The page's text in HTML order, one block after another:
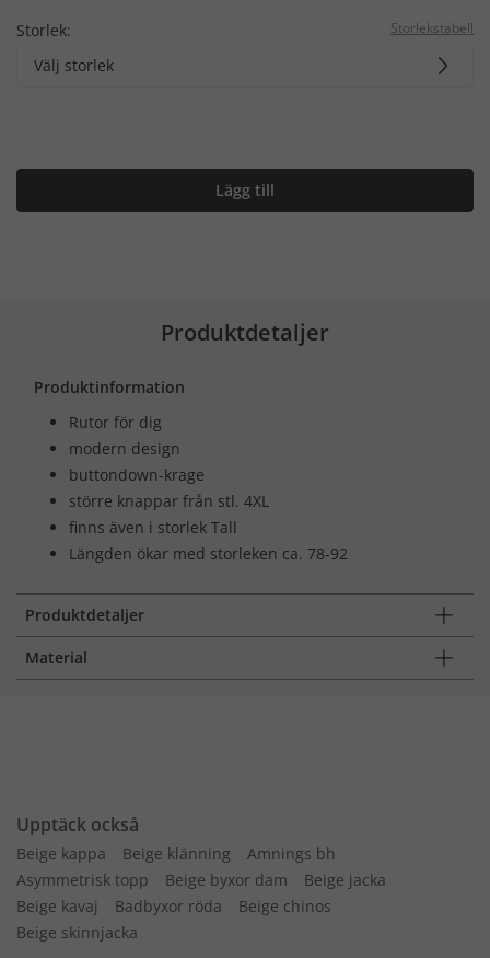
Storlek: Storlekstabell
Välj storlek
Lägg till
Produktdetaljer
Produktinformation
Rutor för dig
modern design
buttondown-krage
större knappar från stl. 4XL
finns även i storlek Tall
Längden ökar med storleken ca. 78-92
Produktdetaljer
Material
Upptäck också
Beige kappa Beige klänning
Amnings bh
Asymmetrisk topp
Beige byxor dam
Beige jacka
Beige kavaj
Badbyxor röda
Beige chinos
Beige skinnjacka